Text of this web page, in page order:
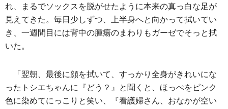
れ、まるでソックスを脱がせたように本来の真っ白な足が
見えてきた。毎日少しずつ、上半身へと向かって拭いてい
き、一週間目には背中の腫瘍のまわりもガーゼでそっと拭
いた。
「翌朝、最後に顔を拭いて、すっかり全身がきれいにな
ったトシエちゃんに『どう？』と聞くと、ほっぺをピンク
色に染めてにっこりと笑い、『看護婦さん、おなかが空い